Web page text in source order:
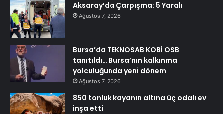
Aksaray’da Çarpışma: 5 Yaralı
Ağustos 7, 2026
Bursa’da TEKNOSAB KOBİ OSB
tanıtıldı… Bursa’nın kalkınma
yolculuğunda yeni dönem
Ağustos 7, 2026
850 tonluk kayanın altına üç odalı ev
inşa etti